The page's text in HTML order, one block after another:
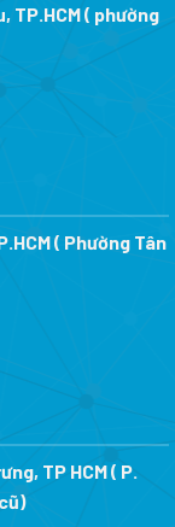
TP.HCM ( phường
( Phường Tân
TP HCM ( P.